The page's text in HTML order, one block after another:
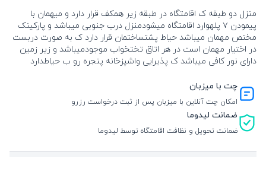
منزل دو طبقه ک اقامتگاه در طبقه زیر همکف قرار دارد و میهمان با
پیمودن ۷ پلهوارد اقامتگاه میشودمنزل درب جنوبی میباشد و پارکینک
مختص مهمان میباشد حیاط پشتساختمان قرار دارد ک به صورت دربست
در اختیار مهمان است در هر اتاق تختخواب موجودمیباشد و زیر زمین
دارای نور کافی میباشد ک پذیرایی واشپزخانه پنجره رو ب حیاطدارد
چت با میزبان
امکان چت آنلاین با میزبان پس از ثبت درخواست رزرو
ضمانت لیدوما
ضمانت تحویل و نظافت اقامتگاه توسط لیدوما